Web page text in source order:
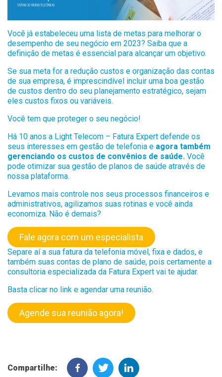
Você já estabeleceu uma lista de metas para melhorar o
desempenho de seu negócio em 2023? Saiba que a
definição de metas é essencial para alcançar um objetivo.
Se sua meta for a redução custos e organização das contas
de sua empresa, é imprescindível incluir uma boa gestão
de custos dentro do seu planejamento estratégico, sejam
eles custos fixos ou variáveis.
Você tem que proteger o seu negócio!
Há 10 anos a Light Telecom – Fatura Expert defende os
seus interesses em gestão de telefonia e agora também
gerenciando os custos de convênios de saúde. Você
pode otimizar sua gestão de planos de saúde através de
nossa plataforma.
Levamos mais controle nos seus processos financeiros e
administrativos, agilizamos suas rotinas e você ainda
economiza. Não é demais?
Fale agora com um especialista
Separe aí a sua fatura da telefonia móvel, fixa e dados, e
também suas contas de plano de saúde, pois certamente a
consultoria especializada da Fatura Expert vai te ajudar.
Basta clicar no link e agendar uma reunião.
Agende sua reunião agora!
Compartilhe: